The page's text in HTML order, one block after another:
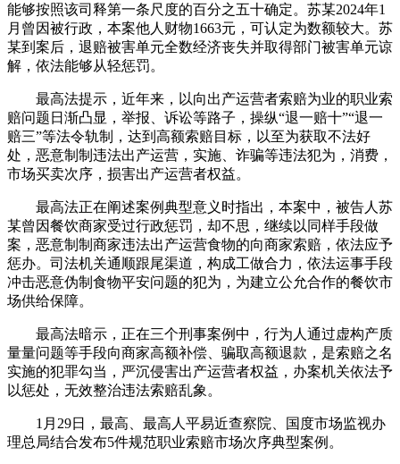
能够按照该司释第一条尺度的百分之五十确定。苏某2024年1
月曾因被行政，本案他人财物1663元，可认定为数额较大。苏
某到案后，退赔被害单元全数经济丧失并取得部门被害单元谅
解，依法能够从轻惩罚。
最高法提示，近年来，以向出产运营者索赔为业的职业索
赔问题日渐凸显，举报、诉讼等路子，操纵“退一赔十”“退一
赔三”等法令轨制，达到高额索赔目标，以至为获取不法好
处，恶意制制违法出产运营，实施、诈骗等违法犯为，消费，
市场买卖次序，损害出产运营者权益。
最高法正在阐述案例典型意义时指出，本案中，被告人苏
某曾因餐饮商家受过行政惩罚，却不思，继续以同样手段做
案，恶意制制商家违法出产运营食物的向商家索赔，依法应予
惩办。司法机关通顺跟尾渠道，构成工做合力，依法运事手段
冲击恶意伪制食物平安问题的犯为，为建立公允合作的餐饮市
场供给保障。
最高法暗示，正在三个刑事案例中，行为人通过虚构产质
量量问题等手段向商家高额补偿、骗取高额退款，是索赔之名
实施的犯罪勾当，严沉侵害出产运营者权益，办案机关依法予
以惩处，无效整治违法索赔乱象。
1月29日，最高、最高人平易近查察院、国度市场监视办
理总局结合发布5件规范职业索赔市场次序典型案例。